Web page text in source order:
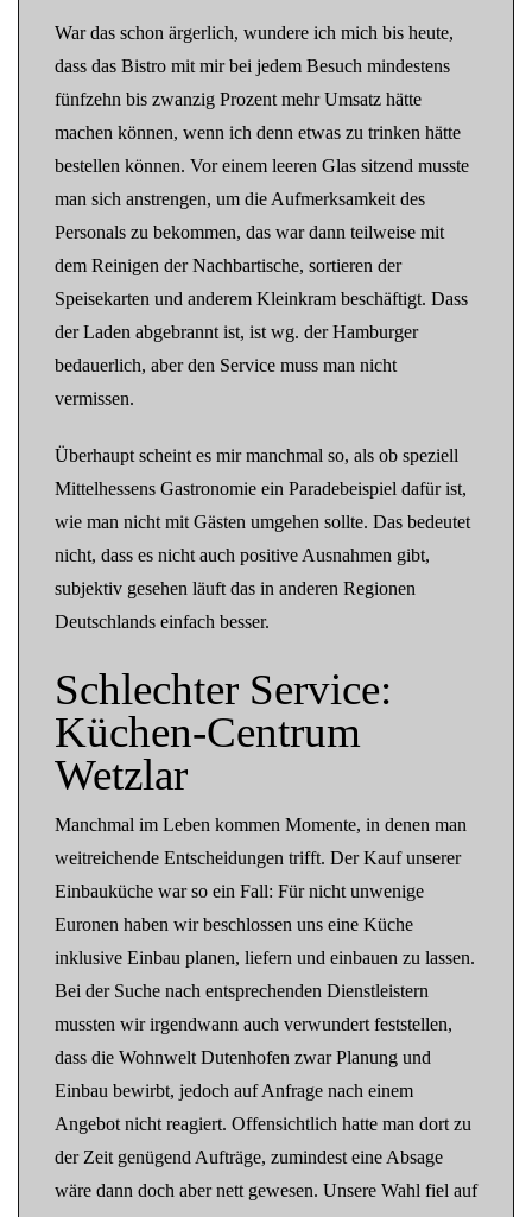
War das schon ärgerlich, wundere ich mich bis heute,
dass das Bistro mit mir bei jedem Besuch mindestens
fünfzehn bis zwanzig Prozent mehr Umsatz hätte
machen können, wenn ich denn etwas zu trinken hätte
bestellen können. Vor einem leeren Glas sitzend musste
man sich anstrengen, um die Aufmerksamkeit des
Personals zu bekommen, das war dann teilweise mit
dem Reinigen der Nachbartische, sortieren der
Speisekarten und anderem Kleinkram beschäftigt. Dass
der Laden abgebrannt ist, ist wg. der Hamburger
bedauerlich, aber den Service muss man nicht
vermissen.
Überhaupt scheint es mir manchmal so, als ob speziell
Mittelhessens Gastronomie ein Paradebeispiel dafür ist,
wie man nicht mit Gästen umgehen sollte. Das bedeutet
nicht, dass es nicht auch positive Ausnahmen gibt,
subjektiv gesehen läuft das in anderen Regionen
Deutschlands einfach besser.
Schlechter Service:
Küchen-Centrum
Wetzlar
Manchmal im Leben kommen Momente, in denen man
weitreichende Entscheidungen trifft. Der Kauf unserer
Einbauküche war so ein Fall: Für nicht unwenige
Euronen haben wir beschlossen uns eine Küche
inklusive Einbau planen, liefern und einbauen zu lassen.
Bei der Suche nach entsprechenden Dienstleistern
mussten wir irgendwann auch verwundert feststellen,
dass die Wohnwelt Dutenhofen zwar Planung und
Einbau bewirbt, jedoch auf Anfrage nach einem
Angebot nicht reagiert. Offensichtlich hatte man dort zu
der Zeit genügend Aufträge, zumindest eine Absage
wäre dann doch aber nett gewesen. Unsere Wahl fiel auf